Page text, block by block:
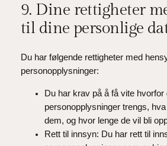
9. Dine rettigheter
til dine personlige
Du har følgende rettigheter med
personopplysninger:
Du har krav på å få vite hvorfor
personopplysninger trengs,
dem, og hvor lenge de vil bli
Rett til innsyn: Du har rett til